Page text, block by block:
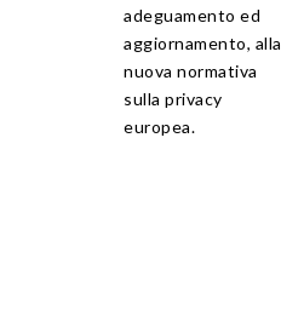
adeguamento ed
aggiornamento, alla
nuova normativa
sulla privacy
europea.